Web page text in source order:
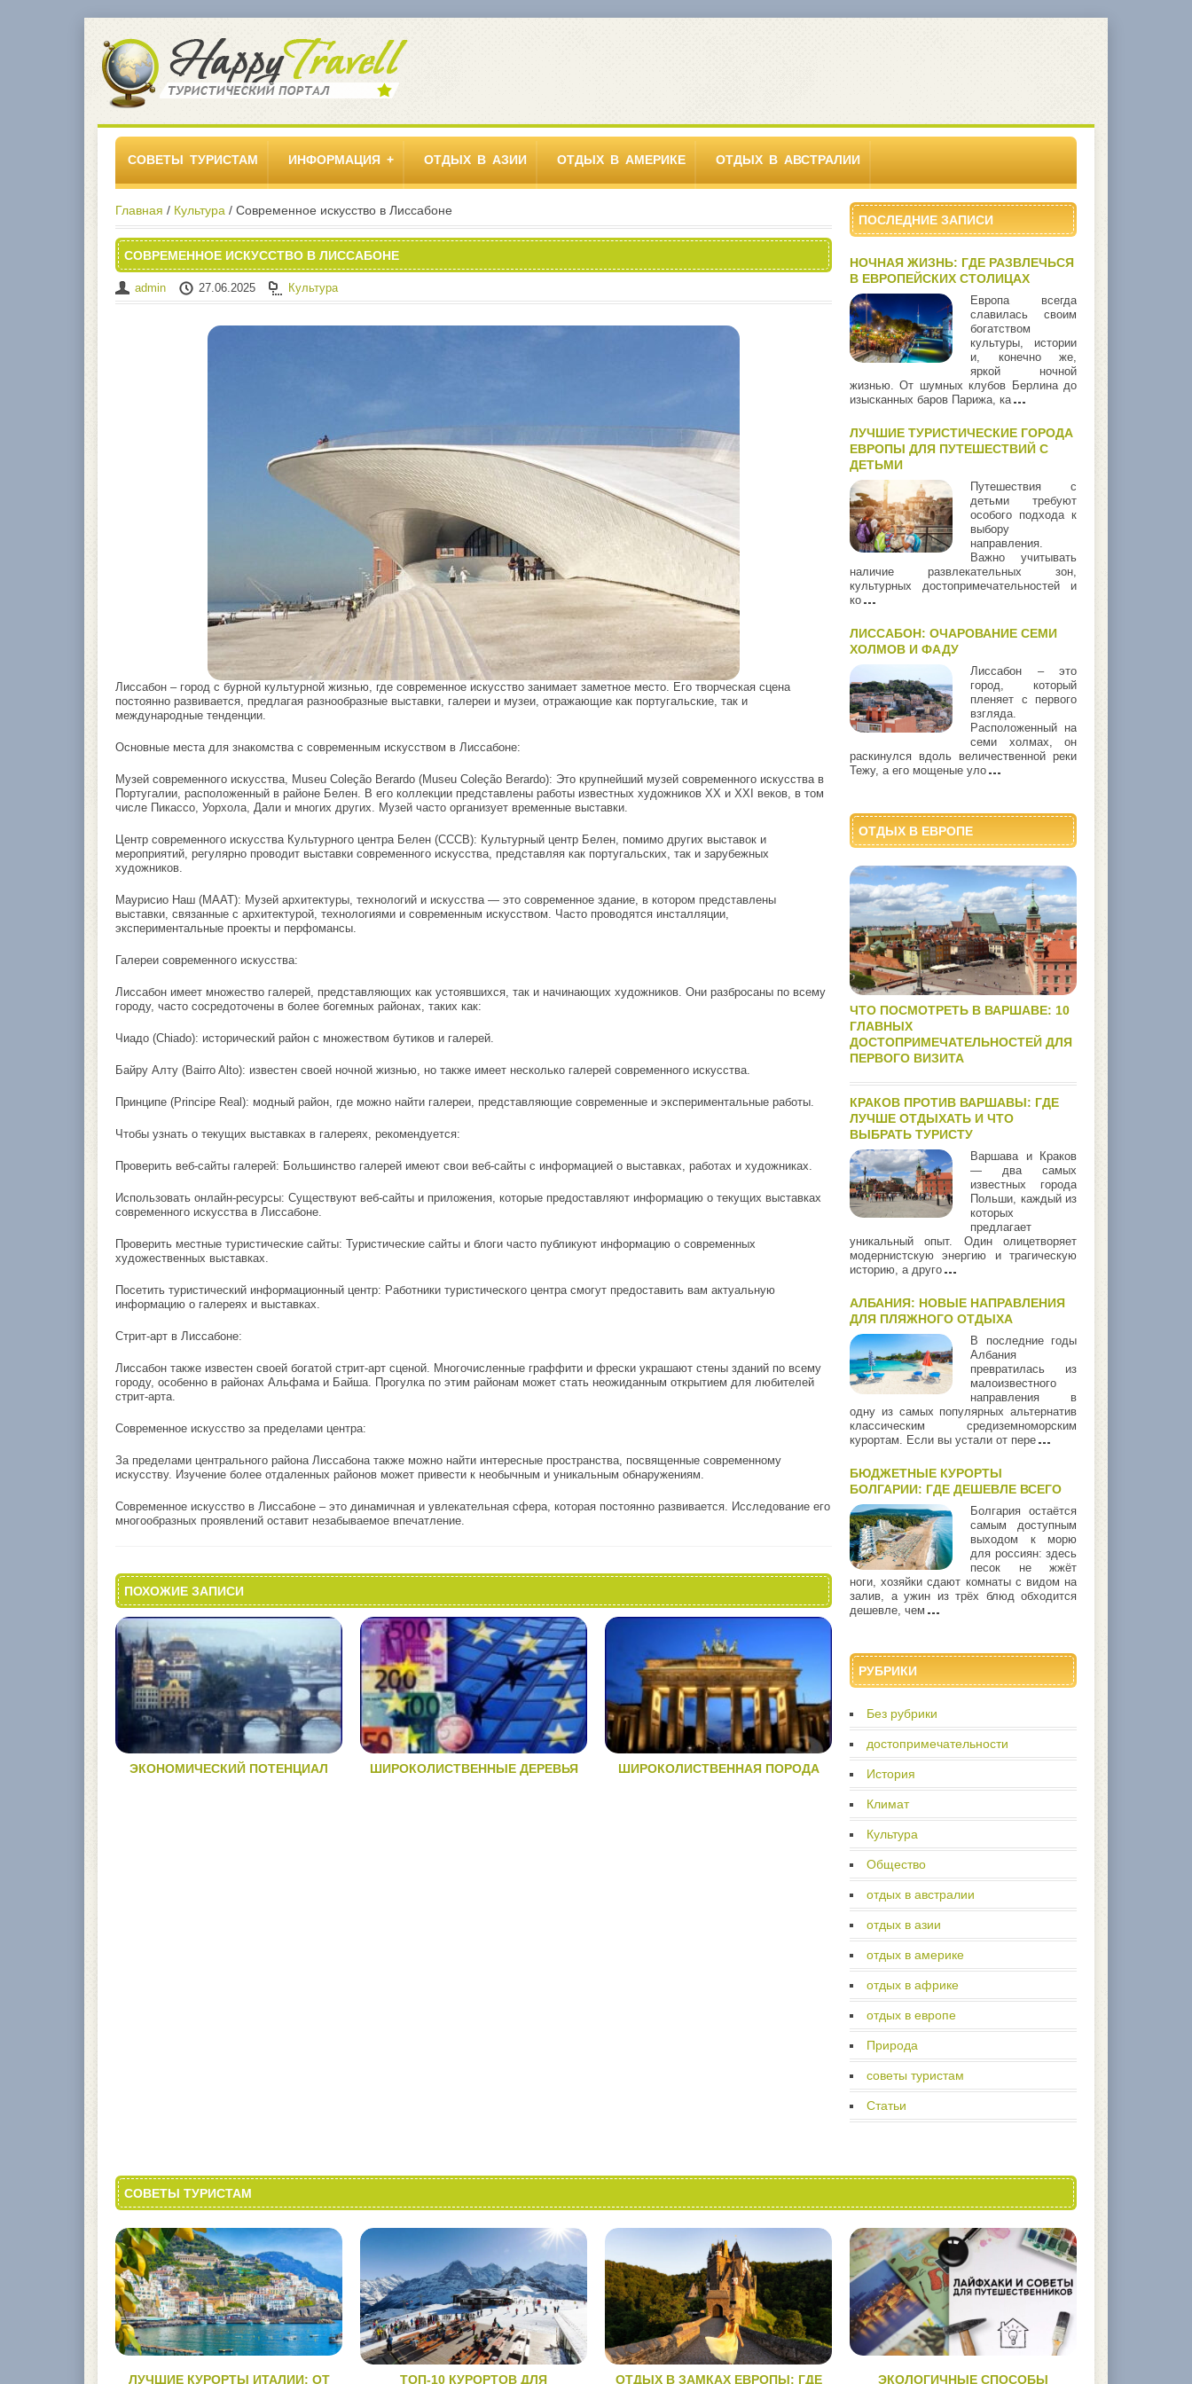
СОВЕТЫ ТУРИСТАМ ИНФОРМАЦИЯ ОТДЫХ В АЗИИ ОТДЫХ В АМЕРИКЕ ОТДЫХ В АВСТРАЛИИ
Главная / Культура / Современное искусство в Лиссабоне
СОВРЕМЕННОЕ ИСКУССТВО В ЛИССАБОНЕ
admin 27.06.2025 Культура
Лиссабон – город с бурной культурной жизнью, где современное искусство занимает заметное место. Его творческая сцена
постоянно развивается, предлагая разнообразные выставки, галереи и музеи, отражающие как португальские, так и
международные тенденции.
Основные места для знакомства с современным искусством в Лиссабоне:
Музей современного искусства, Museu Coleção Berardo (Museu Coleção Berardo): Это крупнейший музей современного искусства в
Португалии, расположенный в районе Белен. В его коллекции представлены работы известных художников XX и XXI веков, в том
числе Пикассо, Уорхола, Дали и многих других. Музей часто организует временные выставки.
Центр современного искусства Культурного центра Белен (CCCB): Культурный центр Белен, помимо других выставок и
мероприятий, регулярно проводит выставки современного искусства, представляя как португальских, так и зарубежных
художников.
Маурисио Наш (MAAT): Музей архитектуры, технологий и искусства — это современное здание, в котором представлены
выставки, связанные с архитектурой, технологиями и современным искусством. Часто проводятся инсталляции,
экспериментальные проекты и перфомансы.
Галереи современного искусства:
Лиссабон имеет множество галерей, представляющих как устоявшихся, так и начинающих художников. Они разбросаны по всему
городу, часто сосредоточены в более богемных районах, таких как:
Чиадо (Chiado): исторический район с множеством бутиков и галерей.
Байру Алту (Bairro Alto): известен своей ночной жизнью, но также имеет несколько галерей современного искусства.
Принципе (Principe Real): модный район, где можно найти галереи, представляющие современные и экспериментальные работы.
Чтобы узнать о текущих выставках в галереях, рекомендуется:
Проверить веб-сайты галерей: Большинство галерей имеют свои веб-сайты с информацией о выставках, работах и художниках.
Использовать онлайн-ресурсы: Существуют веб-сайты и приложения, которые предоставляют информацию о текущих выставках
современного искусства в Лиссабоне.
Проверить местные туристические сайты: Туристические сайты и блоги часто публикуют информацию о современных
художественных выставках.
Посетить туристический информационный центр: Работники туристического центра смогут предоставить вам актуальную
информацию о галереях и выставках.
Стрит-арт в Лиссабоне:
Лиссабон также известен своей богатой стрит-арт сценой. Многочисленные граффити и фрески украшают стены зданий по всему
городу, особенно в районах Альфама и Байша. Прогулка по этим районам может стать неожиданным открытием для любителей
стрит-арта.
Современное искусство за пределами центра:
За пределами центрального района Лиссабона также можно найти интересные пространства, посвященные современному
искусству. Изучение более отдаленных районов может привести к необычным и уникальным обнаружениям.
Современное искусство в Лиссабоне – это динамичная и увлекательная сфера, которая постоянно развивается. Исследование его
многообразных проявлений оставит незабываемое впечатление.
ПОХОЖИЕ ЗАПИСИ
ЭКОНОМИЧЕСКИЙ ПОТЕНЦИАЛ ШИРОКОЛИСТВЕННЫЕ ДЕРЕВЬЯ ШИРОКОЛИСТВЕННАЯ ПОРОДА
ПОСЛЕДНИЕ ЗАПИСИ
НОЧНАЯ ЖИЗНЬ: ГДЕ РАЗВЛЕЧЬСЯ
В ЕВРОПЕЙСКИХ СТОЛИЦАХ
Европа всегда
славилась своим
богатством
культуры, истории
и, конечно же,
яркой ночной
жизнью. От шумных клубов Берлина до
изысканных баров Парижа, ка
ЛУЧШИЕ ТУРИСТИЧЕСКИЕ ГОРОДА
ЕВРОПЫ ДЛЯ ПУТЕШЕСТВИЙ С
ДЕТЬМИ
Путешествия с
детьми требуют
особого подхода к
выбору
направления.
Важно учитывать
наличие развлекательных зон,
культурных достопримечательностей и
ко
ЛИССАБОН: ОЧАРОВАНИЕ СЕМИ
ХОЛМОВ И ФАДУ
Лиссабон – это
город, который
пленяет с первого
взгляда.
Расположенный на
семи холмах, он
раскинулся вдоль величественной реки
Тежу, а его мощеные уло
ОТДЫХ В ЕВРОПЕ
ЧТО ПОСМОТРЕТЬ В ВАРШАВЕ: 10
ГЛАВНЫХ
ДОСТОПРИМЕЧАТЕЛЬНОСТЕЙ ДЛЯ
ПЕРВОГО ВИЗИТА
КРАКОВ ПРОТИВ ВАРШАВЫ: ГДЕ
ЛУЧШЕ ОТДЫХАТЬ И ЧТО
ВЫБРАТЬ ТУРИСТУ
Варшава и Краков
— два самых
известных города
Польши, каждый из
которых
предлагает
уникальный опыт. Один олицетворяет
модернистскую энергию и трагическую
историю, а друго
АЛБАНИЯ: НОВЫЕ НАПРАВЛЕНИЯ
ДЛЯ ПЛЯЖНОГО ОТДЫХА
В последние годы
Албания
превратилась из
малоизвестного
направления в
одну из самых популярных альтернатив
классическим средиземноморским
курортам. Если вы устали от пере
БЮДЖЕТНЫЕ КУРОРТЫ
БОЛГАРИИ: ГДЕ ДЕШЕВЛЕ ВСЕГО
Болгария остаётся
самым доступным
выходом к морю
для россиян: здесь
песок не жжёт
ноги, хозяйки сдают комнаты с видом на
залив, а ужин из трёх блюд обходится
дешевле, чем
РУБРИКИ
Без рубрики
достопримечательности
История
Климат
Культура
Общество
отдых в австралии
отдых в азии
отдых в америке
отдых в африке
отдых в европе
Природа
советы туристам
Статьи
СОВЕТЫ ТУРИСТАМ
ЛУЧШИЕ КУРОРТЫ ИТАЛИИ: ОТ ТОП-10 КУРОРТОВ ДЛЯ ОТДЫХ В ЗАМКАХ ЕВРОПЫ: ГДЕ ЭКОЛОГИЧНЫЕ СПОСОБЫ